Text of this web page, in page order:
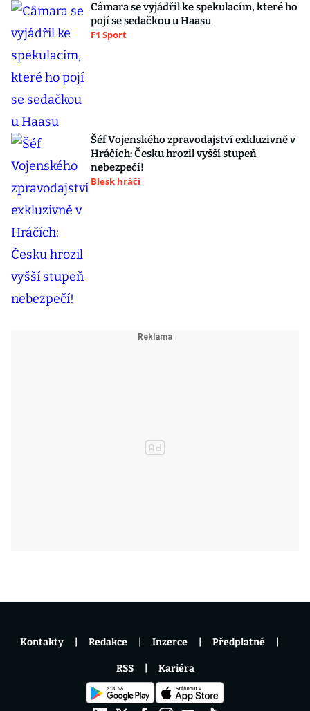
Câmara se vyjádřil ke spekulacím, které ho
pojí se sedačkou u Haasu
F1 Sport
Šéf Vojenského zpravodajství exkluzivně v
Hráčích: Česku hrozil vyšší stupeň
nebezpečí!
Blesk hráči
Kontakty Redakce Inzerce Předplatné
RSS Kariéra